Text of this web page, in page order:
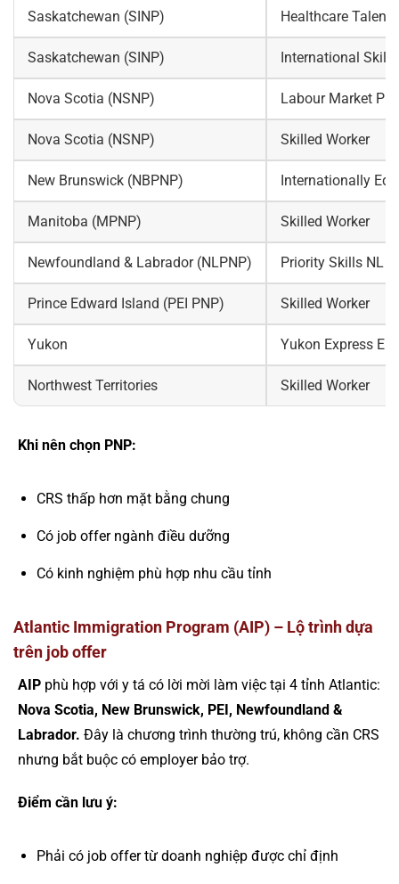
Saskatchewan (SINP) Healthcare Talent
Saskatchewan (SINP) International
Nova Scotia (NSNP) Labour Market
Nova Scotia (NSNP) Skilled Worker
New Brunswick (NBPNP) Internationally
Manitoba (MPNP) Skilled Worker
Newfoundland & Labrador (NLPNP) Priority Skills NL
Prince Edward Island (PEI PNP) Skilled Worker
Yukon Yukon Express
Northwest Territories Skilled Worker
Khi nên chọn PNP:
CRS thấp hơn mặt bằng chung
Có job offer ngành điều dưỡng
Có kinh nghiệm phù hợp nhu cầu tỉnh
Atlantic Immigration Program (AIP) – Lộ trình dựa
trên job offer
AIP phù hợp với y tá có lời mời làm việc tại 4 tỉnh Atlantic:
Nova Scotia, New Brunswick, PEI, Newfoundland &
Labrador. Đây là chương trình thường trú, không cần CRS
nhưng bắt buộc có employer bảo trợ.
Điểm cần lưu ý:
Phải có job offer từ doanh nghiệp được chỉ định